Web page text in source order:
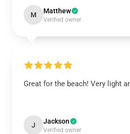
M Matthew
Verified owner
Great for the beach! Very light
J Jackson
Verified owner